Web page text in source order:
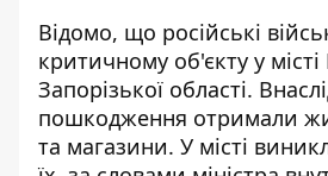
Відомо, що російські
критичному об'єкту у місті
Запорізької області.
пошкодження отримали
та магазини. У місті